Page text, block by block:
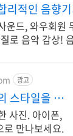
리적인 음향
운드, 와우회원
로 음악 감상!
광고
스타일을 완
사진. 아이폰,
로 만나보세요.